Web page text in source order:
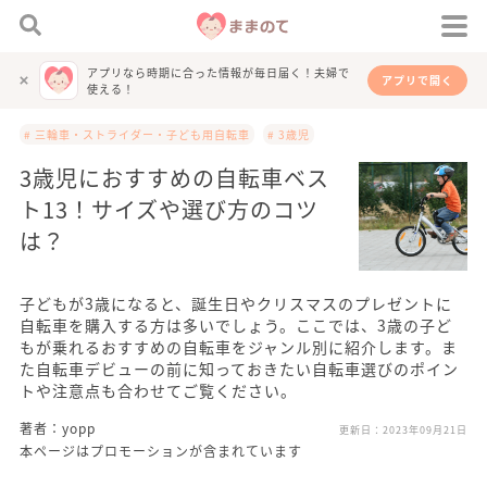
アプリなら時期に合った情報が毎日届く！夫婦で
使える！
アプリで開く
# 三輪車・ストライダー・子ども用自転車 # 3歳児
3歳児におすすめの自転車ベス
ト13！サイズや選び方のコツ
は？
子どもが3歳になると、誕生日やクリスマスのプレゼントに
自転車を購入する方は多いでしょう。ここでは、3歳の子ど
もが乗れるおすすめの自転車をジャンル別に紹介します。ま
た自転車デビューの前に知っておきたい自転車選びのポイン
トや注意点も合わせてご覧ください。
著者：yopp 更新日： 2023年09月21日
本ページはプロモーションが含まれています